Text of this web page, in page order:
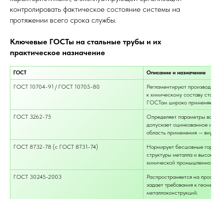
контролировать фактическое состояние системы на
протяжении всего срока службы.
Ключевые ГОСТы на стальные трубы и их
практическое назначение
ГОСТ Описание и назначение
ГОСТ 10704-91 / ГОСТ 10705-80
Регламентируют
к химическому составу
ГОСТам широко применяются
ГОСТ 3262-75
Определяет параметры
допускает оцинкованное
область применения —
ГОСТ 8732-78 (с ГОСТ 8731-74)
Нормирует бесшовные
структуры металла и
химической промышленности,
ГОСТ 30245-2003
Распространяется на
задает требования к
металлоконструкций.